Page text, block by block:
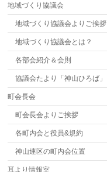
地域づくり協議会
地域づくり協議会よりご挨拶
地域づくり協議会とは？
各部会紹介＆会則
協議会たより「神山ひろば」
町会長会
町会長会よりご挨拶
各町内会と役員&規約
神山連区の町内会位置
耳より情報室